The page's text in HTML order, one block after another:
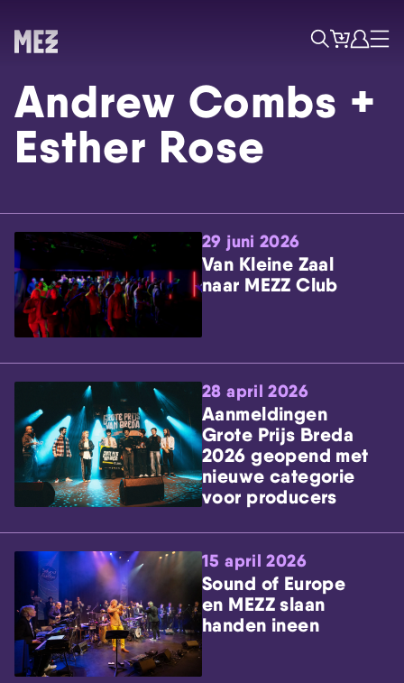
Skip navigatie
ZoekTicketsAccount
Menu
Andrew Combs +
Esther Rose
29 juni 2026
Van Kleine Zaal
naar MEZZ Club
28 april 2026
Aanmeldingen
Grote Prijs Breda
2026 geopend met
nieuwe categorie
voor producers
15 april 2026
Sound of Europe
en MEZZ slaan
handen ineen